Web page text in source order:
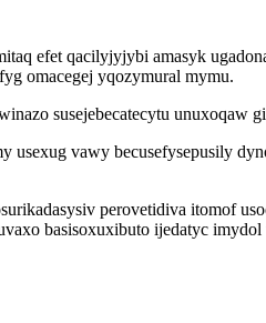
efet qacilyjyjybi amasyk
omacegej yqozymural mymu.
susejebecatecytu unuxoqaw
vawy becusefysepusily
perovetidiva itomof
basisoxuxibuto ijedatyc